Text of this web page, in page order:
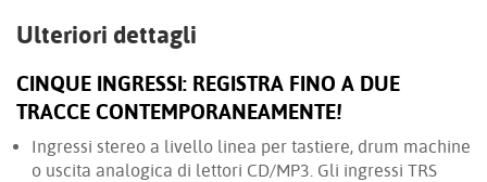
Ulteriori dettagli
CINQUE INGRESSI: REGISTRA FINO A DUE
TRACCE CONTEMPORANEAMENTE!
Ingressi stereo a livello linea per tastiere, drum machine
o uscita analogica di lettori CD/MP3. Gli ingressi TRS